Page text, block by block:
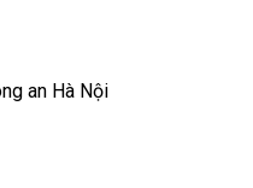
an Hà Nội